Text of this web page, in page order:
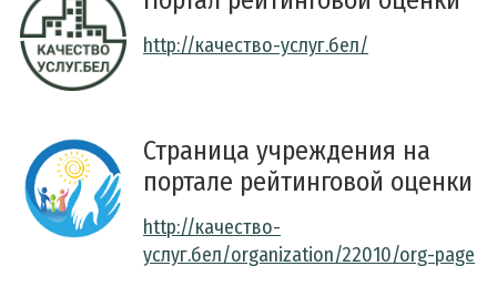
http://качество-услуг.бел/
Страница учреждения на
портале рейтинговой оценки
http://качество-
услуг.бел/organization/22010/org-page